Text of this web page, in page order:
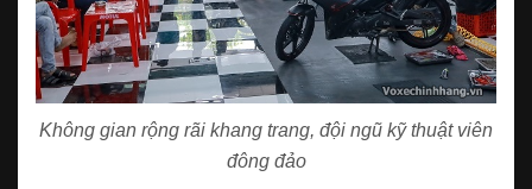
Không gian rộng rãi khang trang, đội ngũ kỹ thuật viên
đông đảo